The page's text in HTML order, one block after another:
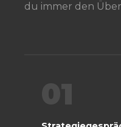
du immer den
01